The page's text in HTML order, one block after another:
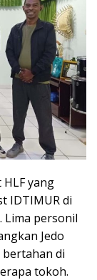
yang
IDTIMUR di
Lima personil
Jedo
di
tokoh.